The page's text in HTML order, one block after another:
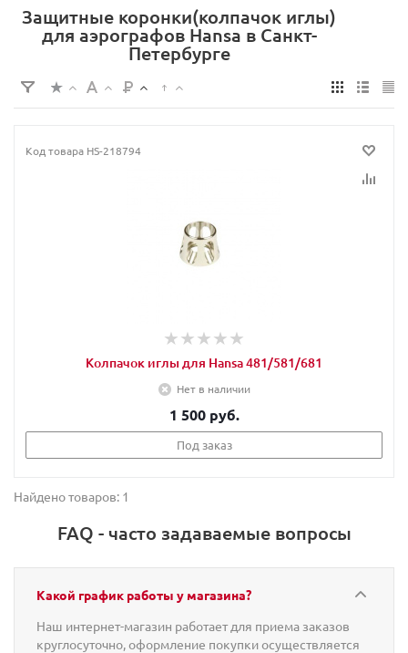
Защитные коронки(колпачок иглы)
для аэрографов Hansa в Санкт-
Петербурге
Код товара HS-218794
Колпачок иглы для Hansa 481/581/681
Нет в наличии
1 500 руб.
Под заказ
Найдено товаров: 1
FAQ - часто задаваемые вопросы
Какой график работы у магазина?
Наш интернет-магазин работает для приема заказов
круглосуточно, оформление покупки осуществляется